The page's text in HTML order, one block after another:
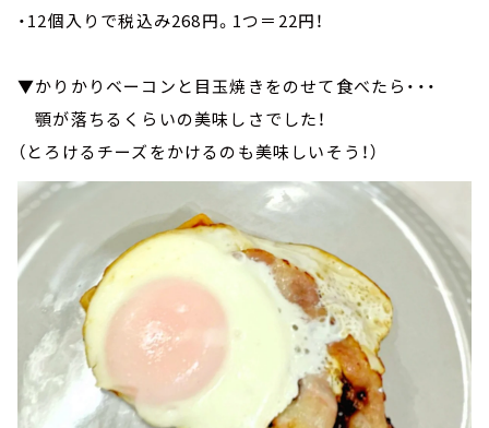
・12個入りで税込み268円。1つ＝22円！
▼かりかりベーコンと目玉焼きをのせて食べたら・・・
顎が落ちるくらいの美味しさでした！
（とろけるチーズをかけるのも美味しいそう！）